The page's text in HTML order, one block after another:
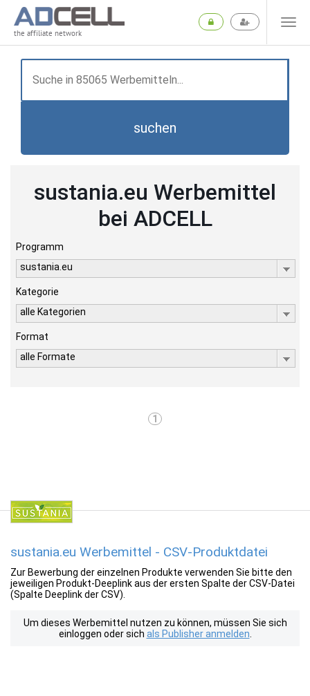
the affiliate network
suchen
sustania.eu Werbemittel
bei ADCELL
Programm
sustania.eu
Kategorie
alle Kategorien
Format
alle Formate
1
sustania.eu Werbemittel - CSV-Produktdatei
Zur Bewerbung der einzelnen Produkte verwenden Sie bitte den
jeweiligen Produkt-Deeplink aus der ersten Spalte der CSV-Datei
(Spalte Deeplink der CSV).
Um dieses Werbemittel nutzen zu können, müssen Sie sich
einloggen oder sich als Publisher anmelden